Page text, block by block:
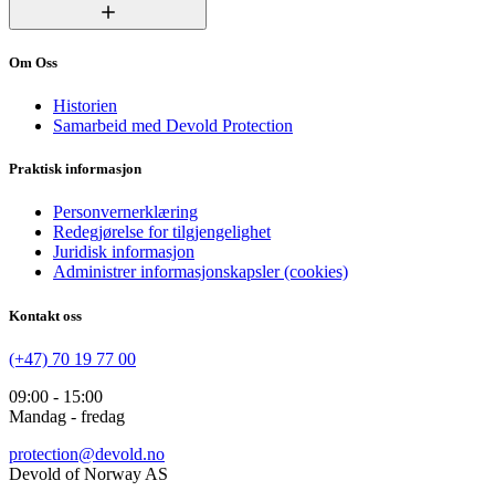
Om Oss
Historien
Samarbeid med Devold Protection
Praktisk informasjon
Personvernerklæring
Redegjørelse for tilgjengelighet
Juridisk informasjon
Administrer informasjonskapsler (cookies)
Kontakt oss
(+47) 70 19 77 00
09:00 - 15:00
Mandag - fredag
protection@devold.no
Devold of Norway AS